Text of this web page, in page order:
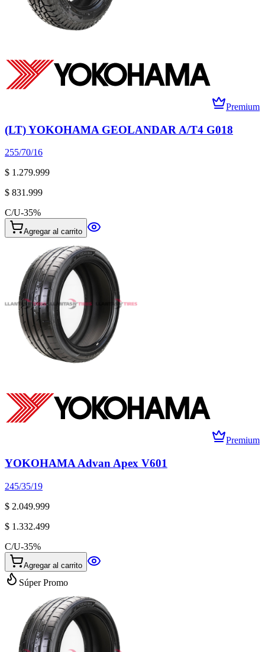
Premium
(LT) YOKOHAMA GEOLANDAR A/T4 G018
255/70/16
$ 1.279.999
$ 831.999
C/U-35%
Agregar al carrito
Premium
YOKOHAMA Advan Apex V601
245/35/19
$ 2.049.999
$ 1.332.499
C/U-35%
Agregar al carrito
Súper Promo